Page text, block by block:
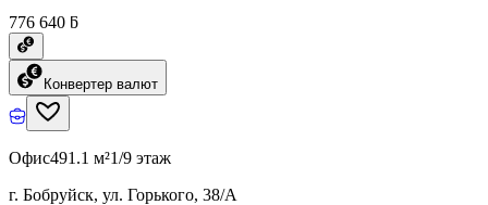
776 640 ƃ
Конвертер валют
Офис491.1 м²1/9 этаж
г. Бобруйск, ул. Горького, 38/А